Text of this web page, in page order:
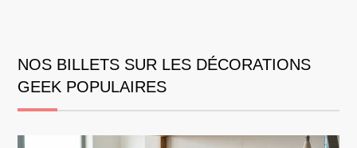
NOS BILLETS SUR LES DÉCORATIONS
GEEK POPULAIRES